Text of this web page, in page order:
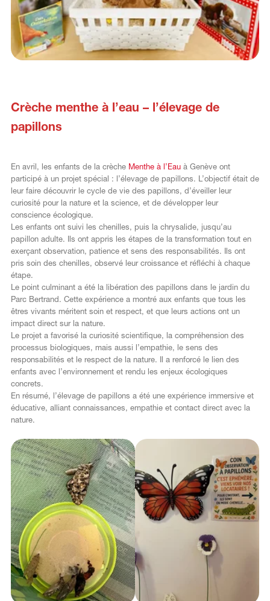
Crèche menthe à l’eau – l’élevage de
papillons
En avril, les enfants de la crèche Menthe à l’Eauà Genève ont
participé à un projet spécial : l’élevage de papillons. L’objectif était de
leur faire découvrir le cycle de vie des papillons, d’éveiller leur
curiosité pour la nature et la science, et de développer leur
conscience écologique.
Les enfants ont suivi les chenilles, puis la chrysalide, jusqu’au
papillon adulte. Ils ont appris les étapes de la transformation tout en
exerçant observation, patience et sens des responsabilités. Ils ont
pris soin des chenilles, observé leur croissance et réfléchi à chaque
étape.
Le point culminant a été la libération des papillons dans le jardin du
Parc Bertrand. Cette expérience a montré aux enfants que tous les
êtres vivants méritent soin et respect, et que leurs actions ont un
impact direct sur la nature.
Le projet a favorisé la curiosité scientifique, la compréhension des
processus biologiques, mais aussi l’empathie, le sens des
responsabilités et le respect de la nature. Il a renforcé le lien des
enfants avec l’environnement et rendu les enjeux écologiques
concrets.
En résumé, l’élevage de papillons a été une expérience immersive et
éducative, alliant connaissances, empathie et contact direct avec la
nature.